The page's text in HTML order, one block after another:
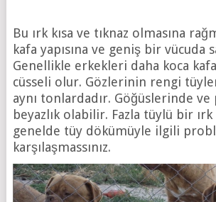
Bu ırk kısa ve tıknaz olmasına
kafa yapısına ve geniş bir vücuda
Genellikle erkekleri daha koca
cüsseli olur. Gözlerinin rengi
aynı tonlardadır. Göğüslerinde
beyazlık olabilir. Fazla tüylü bir ırk
genelde tüy dökümüyle ilgili
karşılaşmassınız.